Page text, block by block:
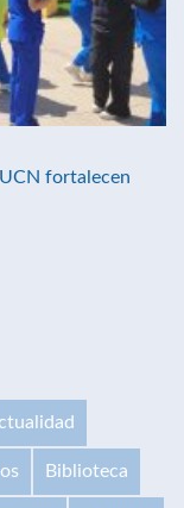
fortalecen
Biblioteca